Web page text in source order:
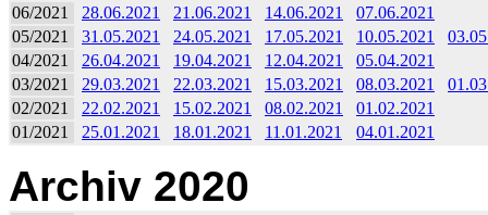
06/2021
28.06.2021 21.06.2021 14.06.2021
07.06.2021
05/2021
31.05.2021 24.05.2021 17.05.2021 10.05.2021
04/2021
26.04.2021 19.04.2021 12.04.2021
05.04.2021
03/2021
29.03.2021 22.03.2021 15.03.2021 08.03.2021
02/2021
22.02.2021 15.02.2021 08.02.2021
01.02.2021
01/2021
25.01.2021 18.01.2021 11.01.2021 04.01.2021
Archiv 2020